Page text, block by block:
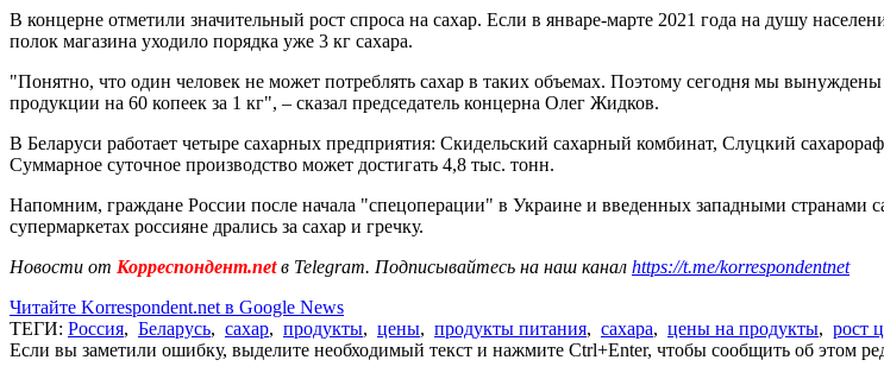
В концерне отметили значительный рост спроса на сахар. Если в январе-марте 2021 года на душу
полок магазина уходило порядка уже 3 кг сахара.
"Понятно, что один человек не может потреблять сахар в таких объемах. Поэтому сегодня мы
продукции на 60 копеек за 1 кг", – сказал председатель концерна Олег Жидков.
В Беларуси работает четыре сахарных предприятия: Скидельский сахарный комбинат, Слуцкий
Суммарное суточное производство может достигать 4,8 тыс. тонн.
Напомним, граждане России после начала "спецоперации" в Украине и введенных западными странами
супермаркетах россияне дрались за сахар и гречку.
Новости от Корреспондент.netв Telegram. Подписывайтесь на наш канал https://t.me/korrespondentnet
Читайте Korrespondent.net в Google News
ТЕГИ: Россия, Беларусь, сахар, продукты, цены, продукты питания, сахара, цены на продукты, рост
Если вы заметили ошибку, выделите необходимый текст и нажмите Ctrl+Enter, чтобы сообщить об этом